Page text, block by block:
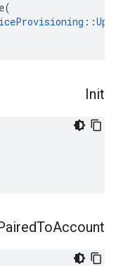
Init
ToAccount